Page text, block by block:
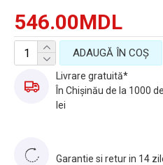
546.00MDL
ADAUGĂ ÎN COŞ
Livrare gratuită*
În Chișinău de la 1000
lei
Garantie si retur in 14